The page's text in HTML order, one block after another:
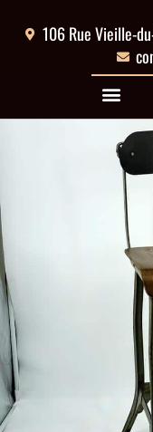
106 Rue Vieille-